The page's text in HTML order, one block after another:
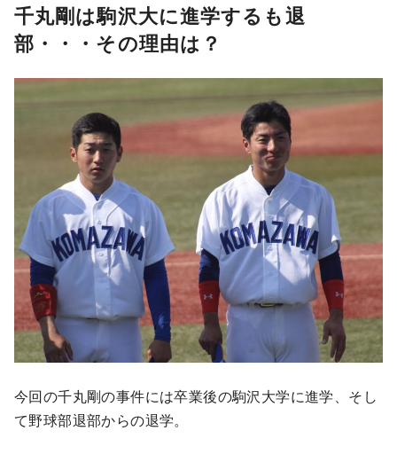
千丸剛は駒沢大に進学するも退
部・・・その理由は？
今回の千丸剛の事件には卒業後の駒沢大学に進学、そし
て野球部退部からの退学。